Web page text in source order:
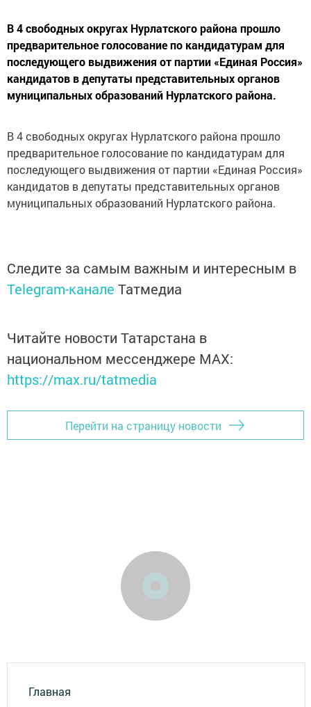
В 4 свободных округах Нурлатского района прошло
предварительное голосование по кандидатурам для
последующего выдвижения от партии «Единая Россия»
кандидатов в депутаты представительных органов
муниципальных образований Нурлатского района.
В 4 свободных округах Нурлатского района прошло
предварительное голосование по кандидатурам для
последующего выдвижения от партии «Единая Россия»
кандидатов в депутаты представительных органов
муниципальных образований Нурлатского района.
Следите за самым важным и интересным в
Telegram-канале Татмедиа
Читайте новости Татарстана в
национальном мессенджере MАХ:
https://max.ru/tatmedia
Перейти на страницу новости
Главная